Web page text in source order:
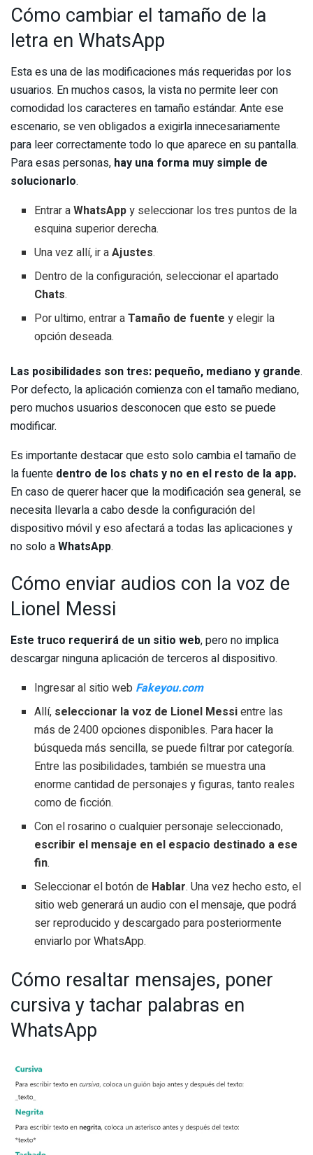
Cómo cambiar el tamaño de la
letra en WhatsApp
Esta es una de las modificaciones más requeridas por los
usuarios. En muchos casos, la vista no permite leer con
comodidad los caracteres en tamaño estándar. Ante ese
escenario, se ven obligados a exigirla innecesariamente
para leer correctamente todo lo que aparece en su pantalla.
Para esas personas, hay una forma muy simple de
solucionarlo.
Entrar aWhatsAppy seleccionar los tres puntos de la
esquina superior derecha.
Una vez allí, ir aAjustes.
Dentro de la configuración, seleccionar el apartado
Chats.
Por ultimo, entrar aTamaño de fuente y elegir la
opción deseada.
Las posibilidades son tres: pequeño, mediano y grande.
Por defecto, la aplicación comienza con el tamaño mediano,
pero muchos usuarios desconocen que esto se puede
modificar.
Es importante destacar que esto solo cambia el tamaño de
la fuente dentro de los chats y no en el resto de la app.
En caso de querer hacer que la modificación sea general, se
necesita llevarla a cabo desde la configuración del
dispositivo móvil y eso afectará a todas las aplicaciones y
no solo aWhatsApp.
Cómo enviar audios con la voz de
Lionel Messi
Este truco requerirá de un sitio web, pero no implica
descargar ninguna aplicación de terceros al dispositivo.
Ingresar al sitio web Fakeyou.com
Allí, seleccionar la voz de Lionel Messientre las
más de 2400 opciones disponibles. Para hacer la
búsqueda más sencilla, se puede filtrar por categoría.
Entre las posibilidades, también se muestra una
enorme cantidad de personajes y figuras, tanto reales
como de ficción.
Con el rosarino o cualquier personaje seleccionado,
escribir el mensaje en el espacio destinado a ese
fin.
Seleccionar el botón de Hablar. Una vez hecho esto, el
sitio web generará un audio con el mensaje, que podrá
ser reproducido y descargado para posteriormente
enviarlo por WhatsApp.
Cómo resaltar mensajes, poner
cursiva y tachar palabras en
WhatsApp